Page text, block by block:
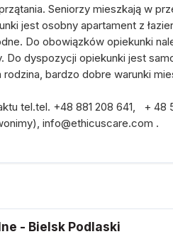
Seniorzy mieszkają w
jest osobny apartament z
Do obowiązków opiekunki
Do dyspozycji opiekunki jest
rodzina, bardzo dobre warunki
tel.tel. +48 881 208 641, + 48
- Bielsk Podlaski